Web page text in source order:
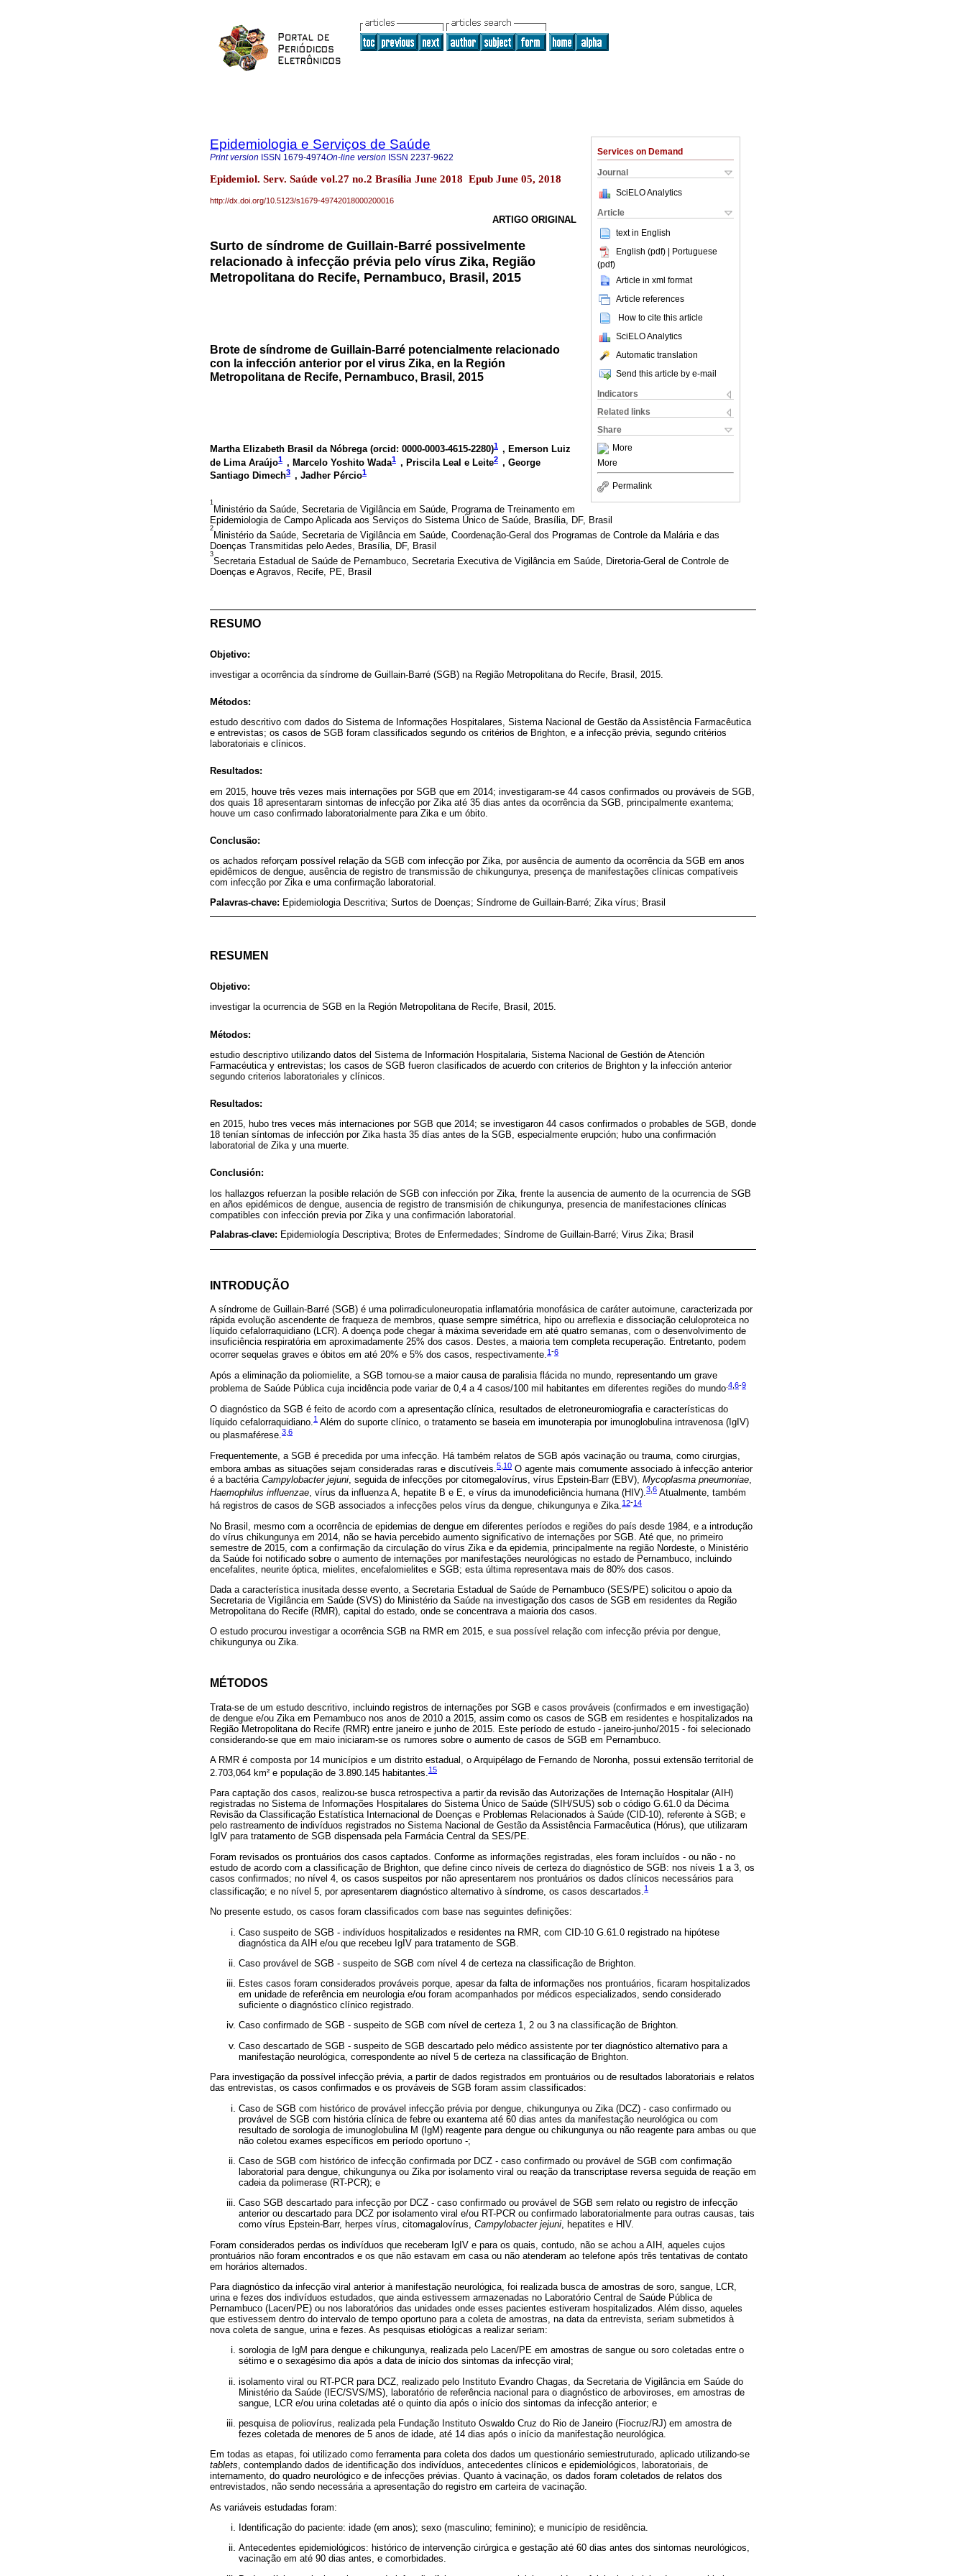
Services on Demand
Journal
SciELO Analytics
Article
text in English
English (pdf) | Portuguese
(pdf)
Article in xml format
Article references
How to cite this article
SciELO Analytics
Automatic translation
Send this article by e-mail
Indicators
Related links
Share
More
More
Permalink
Epidemiologia e Serviços de Saúde
Print version ISSN 1679-4974On-line version ISSN 2237-9622
Epidemiol. Serv. Saúde vol.27 no.2 Brasília June 2018 Epub June 05, 2018
http://dx.doi.org/10.5123/s1679-49742018000200016
ARTIGO ORIGINAL
Surto de síndrome de Guillain-Barré possivelmente
relacionado à infecção prévia pelo vírus Zika, Região
Metropolitana do Recife, Pernambuco, Brasil, 2015
Brote de síndrome de Guillain-Barré potencialmente relacionado
con la infección anterior por el virus Zika, en la Región
Metropolitana de Recife, Pernambuco, Brasil, 2015
Martha Elizabeth Brasil da Nóbrega (orcid: 0000-0003-4615-2280)1 , Emerson Luiz
de Lima Araújo1 , Marcelo Yoshito Wada1 , Priscila Leal e Leite2 , George
Santiago Dimech3 , Jadher Pércio1
1
Ministério da Saúde, Secretaria de Vigilância em Saúde, Programa de Treinamento em
Epidemiologia de Campo Aplicada aos Serviços do Sistema Único de Saúde, Brasília, DF, Brasil
2
Ministério da Saúde, Secretaria de Vigilância em Saúde, Coordenação-Geral dos Programas de Controle da Malária e das
Doenças Transmitidas pelo Aedes, Brasília, DF, Brasil
3
Secretaria Estadual de Saúde de Pernambuco, Secretaria Executiva de Vigilância em Saúde, Diretoria-Geral de Controle de
Doenças e Agravos, Recife, PE, Brasil
RESUMO
Objetivo:
investigar a ocorrência da síndrome de Guillain-Barré (SGB) na Região Metropolitana do Recife, Brasil, 2015.
Métodos:
estudo descritivo com dados do Sistema de Informações Hospitalares, Sistema Nacional de Gestão da Assistência Farmacêutica
e entrevistas; os casos de SGB foram classificados segundo os critérios de Brighton, e a infecção prévia, segundo critérios
laboratoriais e clínicos.
Resultados:
em 2015, houve três vezes mais internações por SGB que em 2014; investigaram-se 44 casos confirmados ou prováveis de SGB,
dos quais 18 apresentaram sintomas de infecção por Zika até 35 dias antes da ocorrência da SGB, principalmente exantema;
houve um caso confirmado laboratorialmente para Zika e um óbito.
Conclusão:
os achados reforçam possível relação da SGB com infecção por Zika, por ausência de aumento da ocorrência da SGB em anos
epidêmicos de dengue, ausência de registro de transmissão de chikungunya, presença de manifestações clínicas compatíveis
com infecção por Zika e uma confirmação laboratorial.
Palavras-chave: Epidemiologia Descritiva; Surtos de Doenças; Síndrome de Guillain-Barré; Zika vírus; Brasil
RESUMEN
Objetivo:
investigar la ocurrencia de SGB en la Región Metropolitana de Recife, Brasil, 2015.
Métodos:
estudio descriptivo utilizando datos del Sistema de Información Hospitalaria, Sistema Nacional de Gestión de Atención
Farmacéutica y entrevistas; los casos de SGB fueron clasificados de acuerdo con criterios de Brighton y la infección anterior
segundo criterios laboratoriales y clínicos.
Resultados:
en 2015, hubo tres veces más internaciones por SGB que 2014; se investigaron 44 casos confirmados o probables de SGB, donde
18 tenían síntomas de infección por Zika hasta 35 días antes de la SGB, especialmente erupción; hubo una confirmación
laboratorial de Zika y una muerte.
Conclusión:
los hallazgos refuerzan la posible relación de SGB con infección por Zika, frente la ausencia de aumento de la ocurrencia de SGB
en años epidémicos de dengue, ausencia de registro de transmisión de chikungunya, presencia de manifestaciones clínicas
compatibles con infección previa por Zika y una confirmación laboratorial.
Palabras-clave: Epidemiología Descriptiva; Brotes de Enfermedades; Síndrome de Guillain-Barré; Virus Zika; Brasil
INTRODUÇÃO
A síndrome de Guillain-Barré (SGB) é uma polirradiculoneuropatia inflamatória monofásica de caráter autoimune, caracterizada por
rápida evolução ascendente de fraqueza de membros, quase sempre simétrica, hipo ou arreflexia e dissociação celuloproteica no
líquido cefalorraquidiano (LCR). A doença pode chegar à máxima severidade em até quatro semanas, com o desenvolvimento de
insuficiência respiratória em aproximadamente 25% dos casos. Destes, a maioria tem completa recuperação. Entretanto, podem
ocorrer sequelas graves e óbitos em até 20% e 5% dos casos, respectivamente.1-6
Após a eliminação da poliomielite, a SGB tornou-se a maior causa de paralisia flácida no mundo, representando um grave
problema de Saúde Pública cuja incidência pode variar de 0,4 a 4 casos/100 mil habitantes em diferentes regiões do mundo 4 6-9
O diagnóstico da SGB é feito de acordo com a apresentação clínica, resultados de eletroneuromiografia e características do
líquido cefalorraquidiano.1 Além do suporte clínico, o tratamento se baseia em imunoterapia por imunoglobulina intravenosa (IgIV)
ou plasmaférese.3 6
Frequentemente, a SGB é precedida por uma infecção. Há também relatos de SGB após vacinação ou trauma, como cirurgias,
embora ambas as situações sejam consideradas raras e discutíveis.5 10 O agente mais comumente associado à infecção anterior
é a bactéria Campylobacter jejuni, seguida de infecções por citomegalovírus, vírus Epstein-Barr (EBV), Mycoplasma pneumoniae,
Haemophilus influenzae, vírus da influenza A, hepatite B e E, e vírus da imunodeficiência humana (HIV).3 6 Atualmente, também
há registros de casos de SGB associados a infecções pelos vírus da dengue, chikungunya e Zika.12-14
No Brasil, mesmo com a ocorrência de epidemias de dengue em diferentes períodos e regiões do país desde 1984, e a introdução
do vírus chikungunya em 2014, não se havia percebido aumento significativo de internações por SGB. Até que, no primeiro
semestre de 2015, com a confirmação da circulação do vírus Zika e da epidemia, principalmente na região Nordeste, o Ministério
da Saúde foi notificado sobre o aumento de internações por manifestações neurológicas no estado de Pernambuco, incluindo
encefalites, neurite óptica, mielites, encefalomielites e SGB; esta última representava mais de 80% dos casos.
Dada a característica inusitada desse evento, a Secretaria Estadual de Saúde de Pernambuco (SES/PE) solicitou o apoio da
Secretaria de Vigilância em Saúde (SVS) do Ministério da Saúde na investigação dos casos de SGB em residentes da Região
Metropolitana do Recife (RMR), capital do estado, onde se concentrava a maioria dos casos.
O estudo procurou investigar a ocorrência SGB na RMR em 2015, e sua possível relação com infecção prévia por dengue,
chikungunya ou Zika.
MÉTODOS
Trata-se de um estudo descritivo, incluindo registros de internações por SGB e casos prováveis (confirmados e em investigação)
de dengue e/ou Zika em Pernambuco nos anos de 2010 a 2015, assim como os casos de SGB em residentes e hospitalizados na
Região Metropolitana do Recife (RMR) entre janeiro e junho de 2015. Este período de estudo - janeiro-junho/2015 - foi selecionado
considerando-se que em maio iniciaram-se os rumores sobre o aumento de casos de SGB em Pernambuco.
A RMR é composta por 14 municípios e um distrito estadual, o Arquipélago de Fernando de Noronha, possui extensão territorial de
2.703,064 km² e população de 3.890.145 habitantes.15
Para captação dos casos, realizou-se busca retrospectiva a partir da revisão das Autorizações de Internação Hospitalar (AIH)
registradas no Sistema de Informações Hospitalares do Sistema Único de Saúde (SIH/SUS) sob o código G.61.0 da Décima
Revisão da Classificação Estatística Internacional de Doenças e Problemas Relacionados à Saúde (CID-10), referente à SGB; e
pelo rastreamento de indivíduos registrados no Sistema Nacional de Gestão da Assistência Farmacêutica (Hórus), que utilizaram
IgIV para tratamento de SGB dispensada pela Farmácia Central da SES/PE.
Foram revisados os prontuários dos casos captados. Conforme as informações registradas, eles foram incluídos - ou não - no
estudo de acordo com a classificação de Brighton, que define cinco níveis de certeza do diagnóstico de SGB: nos níveis 1 a 3, os
casos confirmados; no nível 4, os casos suspeitos por não apresentarem nos prontuários os dados clínicos necessários para
classificação; e no nível 5, por apresentarem diagnóstico alternativo à síndrome, os casos descartados.1
No presente estudo, os casos foram classificados com base nas seguintes definições:
Caso suspeito de SGB - indivíduos hospitalizados e residentes na RMR, com CID-10 G.61.0 registrado na hipótese
diagnóstica da AIH e/ou que recebeu IgIV para tratamento de SGB.
Caso provável de SGB - suspeito de SGB com nível 4 de certeza na classificação de Brighton.
Estes casos foram considerados prováveis porque, apesar da falta de informações nos prontuários, ficaram hospitalizados
em unidade de referência em neurologia e/ou foram acompanhados por médicos especializados, sendo considerado
suficiente o diagnóstico clínico registrado.
Caso confirmado de SGB - suspeito de SGB com nível de certeza 1, 2 ou 3 na classificação de Brighton.
Caso descartado de SGB - suspeito de SGB descartado pelo médico assistente por ter diagnóstico alternativo para a
manifestação neurológica, correspondente ao nível 5 de certeza na classificação de Brighton.
Para investigação da possível infecção prévia, a partir de dados registrados em prontuários ou de resultados laboratoriais e relatos
das entrevistas, os casos confirmados e os prováveis de SGB foram assim classificados:
Caso de SGB com histórico de provável infecção prévia por dengue, chikungunya ou Zika (DCZ) - caso confirmado ou
provável de SGB com história clínica de febre ou exantema até 60 dias antes da manifestação neurológica ou com
resultado de sorologia de imunoglobulina M (IgM) reagente para dengue ou chikungunya ou não reagente para ambas ou que
não coletou exames específicos em período oportuno -;
Caso de SGB com histórico de infecção confirmada por DCZ - caso confirmado ou provável de SGB com confirmação
laboratorial para dengue, chikungunya ou Zika por isolamento viral ou reação da transcriptase reversa seguida de reação em
cadeia da polimerase (RT-PCR); e
Caso SGB descartado para infecção por DCZ - caso confirmado ou provável de SGB sem relato ou registro de infecção
anterior ou descartado para DCZ por isolamento viral e/ou RT-PCR ou confirmado laboratorialmente para outras causas, tais
como vírus Epstein-Barr, herpes vírus, citomagalovírus, Campylobacter jejuni, hepatites e HIV.
Foram considerados perdas os indivíduos que receberam IgIV e para os quais, contudo, não se achou a AIH, aqueles cujos
prontuários não foram encontrados e os que não estavam em casa ou não atenderam ao telefone após três tentativas de contato
em horários alternados.
Para diagnóstico da infecção viral anterior à manifestação neurológica, foi realizada busca de amostras de soro, sangue, LCR,
urina e fezes dos indivíduos estudados, que ainda estivessem armazenadas no Laboratório Central de Saúde Pública de
Pernambuco (Lacen/PE) ou nos laboratórios das unidades onde esses pacientes estiveram hospitalizados. Além disso, aqueles
que estivessem dentro do intervalo de tempo oportuno para a coleta de amostras, na data da entrevista, seriam submetidos à
nova coleta de sangue, urina e fezes. As pesquisas etiológicas a realizar seriam:
sorologia de IgM para dengue e chikungunya, realizada pelo Lacen/PE em amostras de sangue ou soro coletadas entre o
sétimo e o sexagésimo dia após a data de início dos sintomas da infecção viral;
isolamento viral ou RT-PCR para DCZ, realizado pelo Instituto Evandro Chagas, da Secretaria de Vigilância em Saúde do
Ministério da Saúde (IEC/SVS/MS), laboratório de referência nacional para o diagnóstico de arboviroses, em amostras de
sangue, LCR e/ou urina coletadas até o quinto dia após o início dos sintomas da infecção anterior; e
pesquisa de poliovírus, realizada pela Fundação Instituto Oswaldo Cruz do Rio de Janeiro (Fiocruz/RJ) em amostra de
fezes coletada de menores de 5 anos de idade, até 14 dias após o início da manifestação neurológica.
Em todas as etapas, foi utilizado como ferramenta para coleta dos dados um questionário semiestruturado, aplicado utilizando-se
tablets, contemplando dados de identificação dos indivíduos, antecedentes clínicos e epidemiológicos, laboratoriais, de
internamento, do quadro neurológico e de infecções prévias. Quanto à vacinação, os dados foram coletados de relatos dos
entrevistados, não sendo necessária a apresentação do registro em carteira de vacinação.
As variáveis estudadas foram:
Identificação do paciente: idade (em anos); sexo (masculino; feminino); e município de residência.
Antecedentes epidemiológicos: histórico de intervenção cirúrgica e gestação até 60 dias antes dos sintomas neurológicos,
vacinação em até 90 dias antes, e comorbidades.